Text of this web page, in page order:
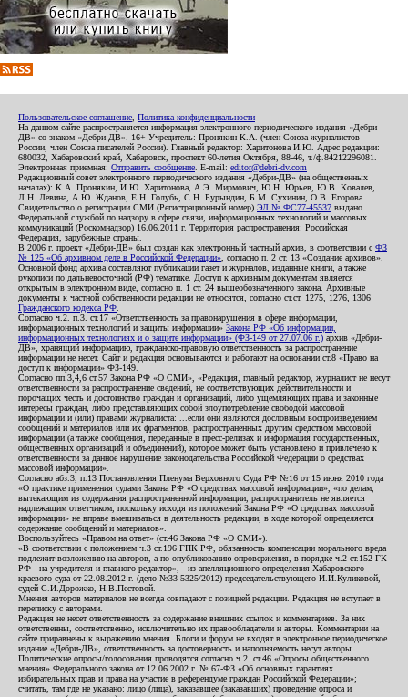
Пользовательское соглашение Политика конфиденциальности
На данном сайте распространяется информация электронного периодического издания «Дебри-
ДВ» со знаком «Дебри-ДВ». 16+ Учредитель: Пронякин К.А. (член Союза журналистов
России, член Союза писателей России). Главный редактор: Харитонова И.Ю. Адрес редакции:
680032, Хабаровский край, Хабаровск, проспект 60-летия Октября, 88-46, т./ф.84212296081.
Электронная приемная: Отправить сообщение . E-mail: editor@debri-dv.com
Редакционный совет электронного периодического издания «Дебри-ДВ» (на общественных
началах): К.А. Пронякин, И.Ю. Харитонова, А.Э. Мирмович, Ю.Н. Юрьев, Ю.В. Ковалев,
Л.Н. Левина, А.Ю. Жданов, Е.Н. Голубь, С.Н. Бурындин, Б.М. Сухинин, О.В. Егорова
Свидетельство о регистрации СМИ (Регистрационный номер) ЭЛ № ФС77-45537 выдано
Федеральной службой по надзору в сфере связи, информационных технологий и массовых
коммуникаций (Роскомнадзор) 16.06.2011 г. Территория распространения: Российская
Федерация, зарубежные страны.
В 2006 г. проект «Дебри-ДВ» был создан как электронный частный архив, в соответствии с ФЗ
№ 125 «Об архивном деле в Российской Федерации» , согласно п. 2 ст. 13 «Создание архивов».
Основной фонд архива составляют публикации газет и журналов, изданные книги, а также
рукописи по дальневосточной (РФ) тематике. Доступ к архивным документам является
открытым в электронном виде, согласно п. 1 ст. 24 вышеобозначенного закона. Архивные
документы к частной собственности редакции не относятся, согласно ст.ст. 1275, 1276, 1306
Гражданского кодекса РФ
Согласно ч.2. п.3. ст.17 «Ответственность за правонарушения в сфере информации,
информационных технологий и защиты информации» Закона РФ «Об информации,
информационных технологиях и о защите информации» (ФЗ-149 от 27.07.06 г.) архив «Дебри-
ДВ», хранящий информацию, гражданско-правовую ответственность за распространение
информации не несет. Сайт и редакция основываются и работают на основании ст.8 «Право на
доступ к информации» ФЗ-149.
Согласно пп.3,4,6 ст.57 Закона РФ «О СМИ», «Редакция, главный редактор, журналист не несут
ответственности за распространение сведений, не соответствующих действительности и
порочащих честь и достоинство граждан и организаций, либо ущемляющих права и законные
интересы граждан, либо представляющих собой злоупотребление свободой массовой
информации и (или) правами журналиста: ...если они являются дословным воспроизведением
сообщений и материалов или их фрагментов, распространенных другим средством массовой
информации (а также сообщения, переданные в пресс-релизах и информация государственных,
общественных организаций и объединений), которое может быть установлено и привлечено к
ответственности за данное нарушение законодательства Российской Федерации о средствах
массовой информации».
Согласно абз.3, п.13 Постановления Пленума Верховного Суда РФ №16 от 15 июня 2010 года
«О практике применения судами Закона РФ «О средствах массовой информации», «по делам,
вытекающим из содержания распространенной информации, распространитель не является
надлежащим ответчиком, поскольку исходя из положений Закона РФ «О средствах массовой
информации» не вправе вмешиваться в деятельность редакции, в ходе которой определяется
содержание сообщений и материалов».
Воспользуйтесь «Правом на ответ» (ст.46 Закона РФ «О СМИ»).
«В соответствии с положением ч.3 ст.196 ГПК РФ, обязанность компенсации морального вреда
подлежит возложению на авторов, а по опубликованию опровержения, в порядке ч.2 ст.152 ГК
РФ - на учредителя и главного редактор», - из апелляционного определения Хабаровского
краевого суда от 22.08.2012 г. (дело №33-5325/2012) председательствующего И.И.Куликовой,
судей С.И.Дорожко, Н.В.Пестовой.
Мнения авторов материалов не всегда совпадают с позицией редакции. Редакция не вступает в
переписку с авторами.
Редакция не несет ответственность за содержание внешних ссылок и комментариев. За них
ответственны, соответственно, исключительно их правообладатели и авторы. Комментарии на
сайте приравнены к выражению мнения. Блоги и форум не входят в электронное периодическое
издание «Дебри-ДВ», ответственность за достоверность и наполняемость несут авторы.
Политические опросы/голосования проводятся согласно ч.2. ст.46 «Опросы общественного
мнения» Федерального закона от 12.06.2002 г. № 67-ФЗ «Об основных гарантиях
избирательных прав и права на участие в референдуме граждан Российской Федерации»;
считать, там где не указано: лицо (лица), заказавшее (заказавших) проведение опроса и